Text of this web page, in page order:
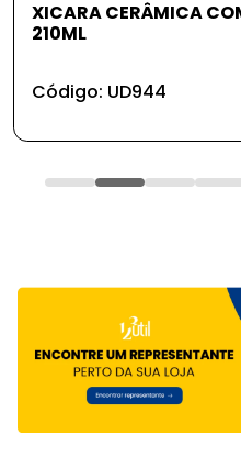
XICARA CERÂMICA
210ML
Código: UD944